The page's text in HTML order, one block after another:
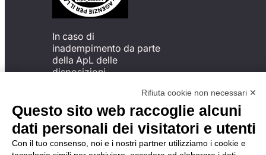
In caso di
inadempimento da parte
della ApL delle
disposizioni
possibile presentare un
reclamo
all’Organismo di
Monitoraggio utilizzando
una delle modalità
Rifiuta cookie non necessari ✕
Questo sito web raccoglie alcuni
dati personali dei visitatori e utenti
Con il tuo consenso, noi e i nostri partner utilizziamo i cookie e